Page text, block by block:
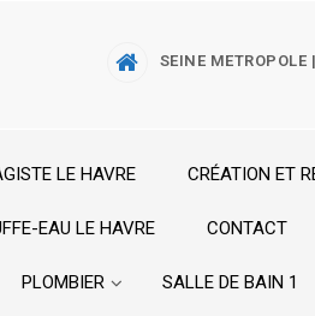
SEINE METROPOLE
LE HAVRE CRÉATION ET
EAU LE HAVRE CONTACT
PLOMBIER SALLE DE BAIN 1